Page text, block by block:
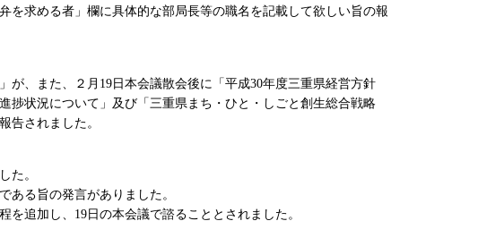
求める者」欄に具体的な部局長等の職名を記載して欲しい旨の報
、また、２月19日本会議散会後に「平成30年度三重県経営方針
捗状況について」及び「三重県まち・ひと・しごと創生総合戦略
告されました。
た。
る旨の発言がありました。
追加し、19日の本会議で諮ることとされました。